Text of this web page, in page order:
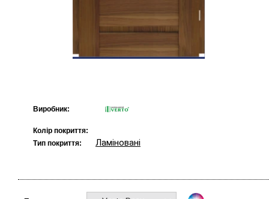
Виробник:
Колір покриття:
Тип покриття:
Ламіновані